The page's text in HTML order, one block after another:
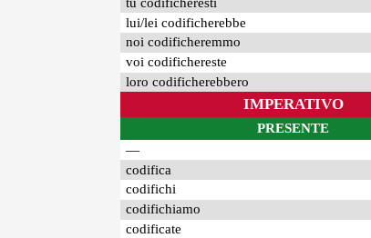
lui/lei codificherebbe
noi codificheremmo
voi codifichereste
loro codificherebbero
IMPERATIVO
PRESENTE
—
codifica
codifichi
codifichiamo
codificate